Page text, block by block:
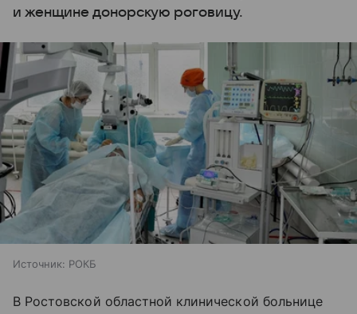
и женщине донорскую роговицу.
Источник: РОКБ
В Ростовской областной клинической больнице